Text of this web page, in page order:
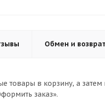
Обмен и
в корзину, а затем
заказ».